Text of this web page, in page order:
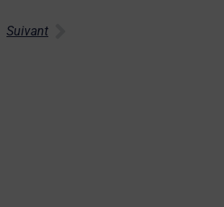
Suivant